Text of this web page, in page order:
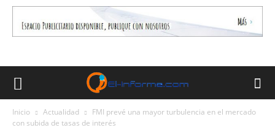
Inicio Actualidad
FMI prevé una mayor turbulencia en el mercado
con subida de tasas de interés